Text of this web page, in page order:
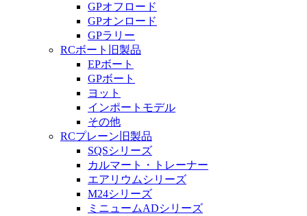
GPオフロード
GPオンロード
GPラリー
RCボート旧製品
EPボート
GPボート
ヨット
インポートモデル
その他
RCプレーン旧製品
SQSシリーズ
カルマート・トレーナー
エアリウムシリーズ
M24シリーズ
ミニュームADシリーズ